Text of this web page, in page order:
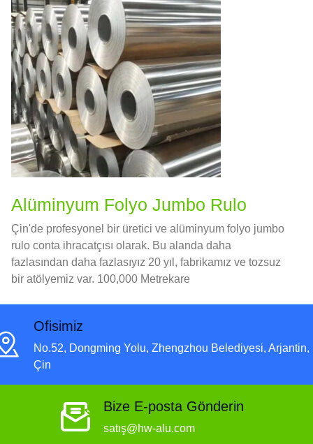
Alüminyum Folyo Jumbo Rulo
Çin'de profesyonel bir üretici ve alüminyum folyo jumbo
rulo conta ihracatçısı olarak. Bu alanda daha
fazlasından daha fazlasıyız 20 yıl, fabrikamız ve tozsuz
bir atölyemiz var. 100,000 Metrekare
Ofisimiz
No.52, Dongming Yolu, Zhengzhou Belediyesi, Arjantin,
Çin
Bize E-posta Gönderin
satış@hw-alu.com